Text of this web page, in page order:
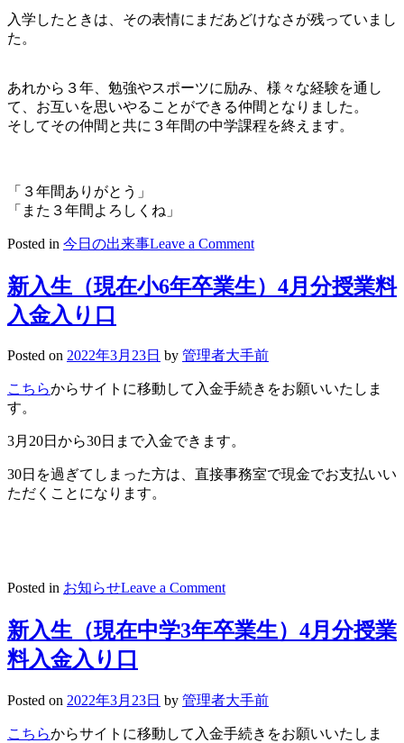
入学したときは、その表情にまだあどけなさが残っていまし
た。
あれから３年、勉強やスポーツに励み、様々な経験を通し
て、お互いを思いやることができる仲間となりました。
そしてその仲間と共に３年間の中学課程を終えます。
「３年間ありがとう」
「また３年間よろしくね」
Posted in 今日の出来事Leave a Commenton
も
う
の
切
新入生（現在小6年卒業生）4月分授業料
入金入り口
Posted on 2022年3月23日 by 管理者大手前
こちらからサイトに移動して入金手続きをお願いいたしま
す。
3月20日から30日まで入金できます。
30日を過ぎてしまった方は、直接事務室で現金でお支払いい
ただくことになります。
Posted in お知らせLeave a Commenton
入
生
小
年
新入生（現在中学3年卒業生）4月分授業
料入金入り口
Posted on 2022年3月23日 by 管理者大手前
こちらからサイトに移動して入金手続きをお願いいたしま